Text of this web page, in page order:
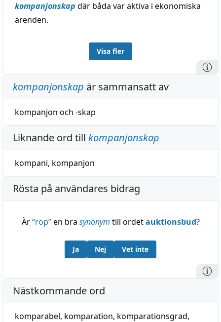
kompanjonskap där båda var aktiva i ekonomiska
ärenden.
Visa fler
kompanjonskap är sammansatt av
kompanjon och -skap
Liknande ord till kompanjonskap
kompani, kompanjon
Rösta på användares bidrag
Är“rop”en bra synonym till ordetauktionsbud?
Ja Nej Vet inte
Nästkommande ord
komparabel, komparation, komparationsgrad,